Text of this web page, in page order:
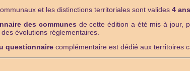
et les distinctions territoriales sont valides 4
des communes de cette édition a été mis à jour,
évolutions réglementaires.
questionnaire complémentaire est dédié aux territoires